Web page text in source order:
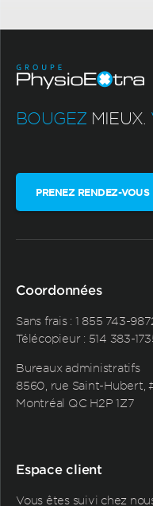
BOUGEZ MIEUX.
PRENEZ RENDEZ-VOUS
Coordonnées
Sans frais : 1 855 743-
Télécopieur : 514 383-
Bureaux administratifs
8560, rue Saint-Hubert,
Montréal QC H2P 1Z7
Espace client
Vous êtes suivi chez